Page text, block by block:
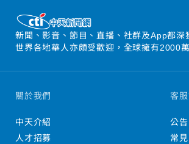
新聞、影音、節目、直播、社群及App都深
世界各地華人亦頗受歡迎，全球擁有2000
關於我們
中天介紹
人才招募
客
公告
常